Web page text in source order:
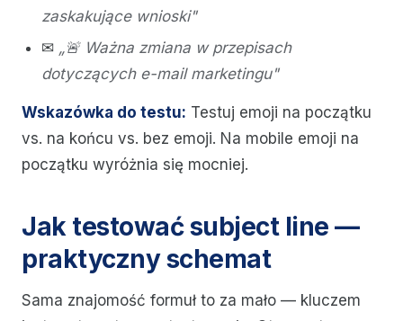
zaskakujące wnioski"
✉ „🚨 Ważna zmiana w przepisach
dotyczących e-mail marketingu"
Wskazówka do testu: Testuj emoji na początku
vs. na końcu vs. bez emoji. Na mobile emoji na
początku wyróżnia się mocniej.
Jak testować subject line —
praktyczny schemat
Sama znajomość formuł to za mało — kluczem